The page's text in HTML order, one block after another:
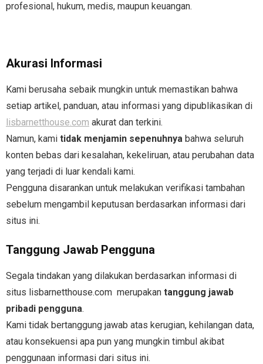
profesional, hukum, medis, maupun keuangan.
Akurasi Informasi
Kami berusaha sebaik mungkin untuk memastikan bahwa
setiap artikel, panduan, atau informasi yang dipublikasikan di
lisbarnetthouse.com akurat dan terkini.
Namun, kami tidak menjamin sepenuhnya bahwa seluruh
konten bebas dari kesalahan, kekeliruan, atau perubahan data
yang terjadi di luar kendali kami.
Pengguna disarankan untuk melakukan verifikasi tambahan
sebelum mengambil keputusan berdasarkan informasi dari
situs ini.
Tanggung Jawab Pengguna
Segala tindakan yang dilakukan berdasarkan informasi di
situs lisbarnetthouse.com merupakan tanggung jawab
pribadi pengguna.
Kami tidak bertanggung jawab atas kerugian, kehilangan data,
atau konsekuensi apa pun yang mungkin timbul akibat
penggunaan informasi dari situs ini.